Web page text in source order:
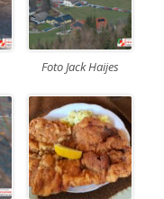
Foto Jack Haijes